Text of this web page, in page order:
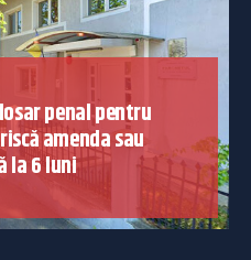
penal pentru
amenda sau
la 6 luni